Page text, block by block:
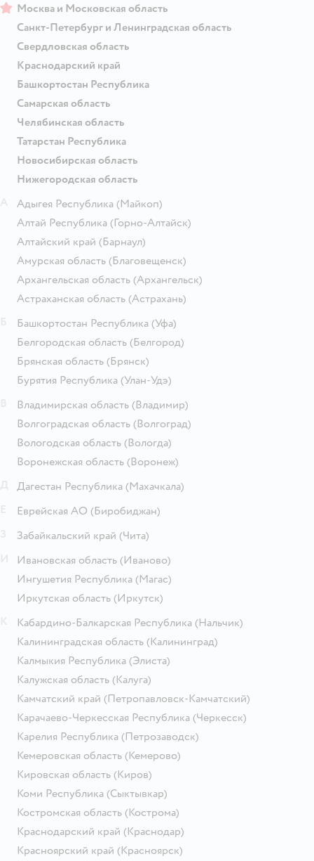
Москва и Московская область
Санкт-Петербург и Ленинградская область
Свердловская область
Краснодарский край
Башкортостан Республика
Самарская область
Челябинская область
Татарстан Республика
Новосибирская область
Нижегородская область
Адыгея Республика (Майкоп)
Алтай Республика (Горно-Алтайск)
Алтайский край (Барнаул)
Амурская область (Благовещенск)
Архангельская область (Архангельск)
Астраханская область (Астрахань)
Башкортостан Республика (Уфа)
Белгородская область (Белгород)
Брянская область (Брянск)
Бурятия Республика (Улан-Удэ)
Владимирская область (Владимир)
Волгоградская область (Волгоград)
Вологодская область (Вологда)
Воронежская область (Воронеж)
Дагестан Республика (Махачкала)
Еврейская АО (Биробиджан)
Забайкальский край (Чита)
Ивановская область (Иваново)
Ингушетия Республика (Магас)
Иркутская область (Иркутск)
Кабардино-Балкарская Республика (Нальчик)
Калининградская область (Калининград)
Калмыкия Республика (Элиста)
Калужская область (Калуга)
Камчатский край (Петропавловск-Камчатский)
Карачаево-Черкесская Республика (Черкесск)
Карелия Республика (Петрозаводск)
Кемеровская область (Кемерово)
Кировская область (Киров)
Коми Республика (Сыктывкар)
Костромская область (Кострома)
Краснодарский край (Краснодар)
Красноярский край (Красноярск)